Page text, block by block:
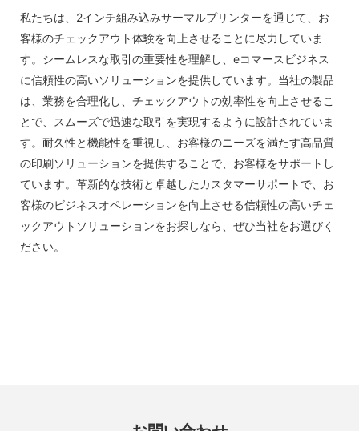
私たちは、2インチ組み込みサーマルプリンターを通じて、お
客様のチェックアウト体験を向上させることに尽力していま
す。シームレスな取引の重要性を理解し、eコマースビジネス
に信頼性の高いソリューションを提供しています。当社の製品
は、業務を合理化し、チェックアウトの効率性を向上させるこ
とで、スムーズで迅速な取引を実現するように設計されていま
す。耐久性と機能性を重視し、お客様のニーズを満たす高品質
の印刷ソリューションを提供することで、お客様をサポ​​ートし
ています。革新的な技術と卓越したカスタマーサポートで、お
客様のビジネスオペレーションを向上させる信頼性の高いチェ
ックアウトソリューションをお探しなら、ぜひ当社をお選びく
ださい。